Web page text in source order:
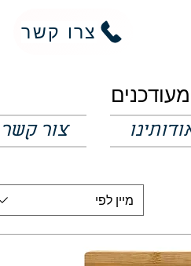
צרו קשר
צור קשר
מיין לפי